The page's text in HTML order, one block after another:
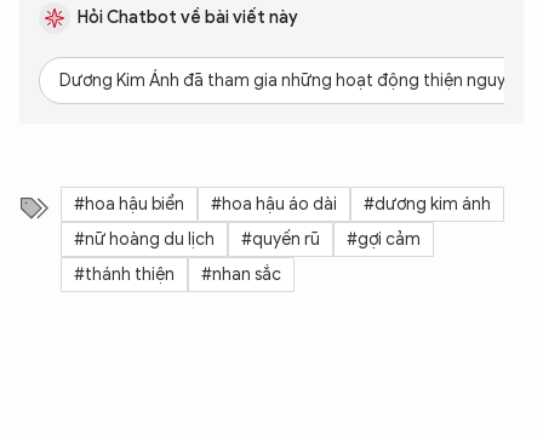
Hỏi Chatbot về bài viết này
Dương Kim Ánh đã tham gia những hoạt động thiện nguyện
#hoa hậu biển #hoa hậu áo dài
#dương kim ánh
#nữ hoàng du lịch
#quyến rũ
#gợi cảm
#thánh thiện
#nhan sắc
XIN CHÀO,
TÔI LÀ CHATBOT CỦA